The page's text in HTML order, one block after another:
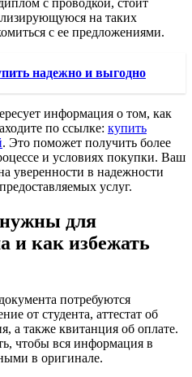
на таких
с ее предложениями.
надежно и выгодно
информация о том, как
по ссылке: купить
. Это поможет получить более
и условиях покупки. Ваш
уверенности в надежности
услуг.
для
и как избежать
потребуются
от студента, аттестат об
а также квитанция об оплате.
чтобы вся информация в
в оригинале.